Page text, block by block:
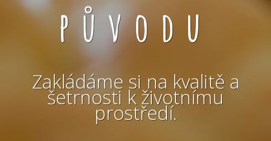
původu
Zakládáme si na kvalitě a
šetrnosti k životnímu
prostředí.